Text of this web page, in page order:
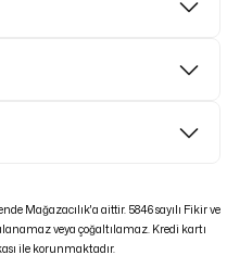
Mağazacılık'a aittir. 5846 sayılı Fikir ve
veya çoğaltılamaz. Kredi kartı
ile korunmaktadır.